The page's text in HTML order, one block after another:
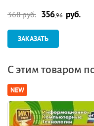
группа (от 3 до 4 лет):
технологических карт
368 руб. 356,96 руб.
ЗАКАЗАТЬ
С этим товаром
NEW